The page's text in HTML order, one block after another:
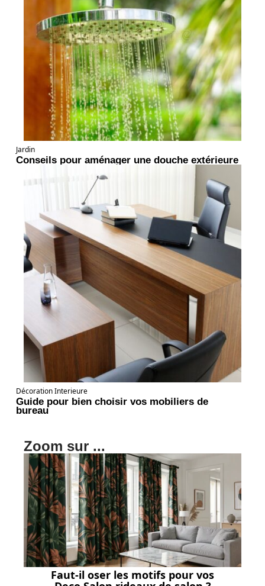
Jardin
Conseils pour aménager une douche extérieure
Décoration Interieure
Guide pour bien choisir vos mobiliers de
bureau
Zoom sur ...
Faut-il oser les motifs pour vos